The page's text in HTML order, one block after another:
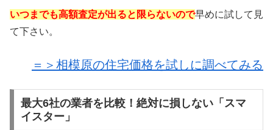
いつまでも高額査定が出ると限らないので早めに試して見
て下さい。
＝＞相模原の住宅価格を試しに調べてみる
最大6社の業者を比較！絶対に損しない「スマ
イスター」